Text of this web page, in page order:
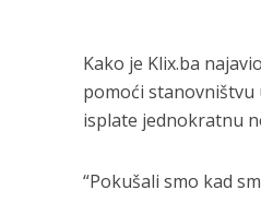
Kako je Klix.ba
pomoći stanovništvu
isplate jednokratnu
“Pokušali smo kad